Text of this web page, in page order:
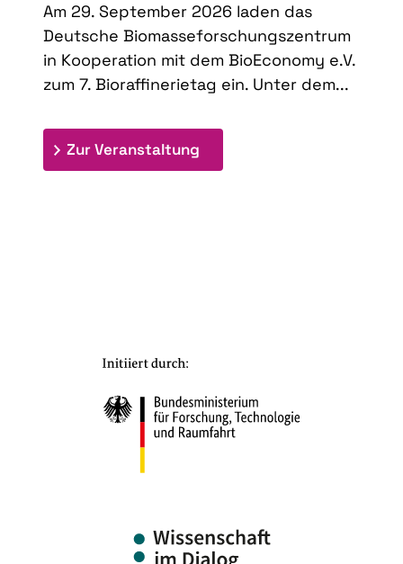
Am 29. September 2026 laden das
Deutsche Biomasseforschungszentrum
in Kooperation mit dem BioEconomy e.V.
zum 7. Bioraffinerietag ein. Unter dem...
Zur Veranstaltung